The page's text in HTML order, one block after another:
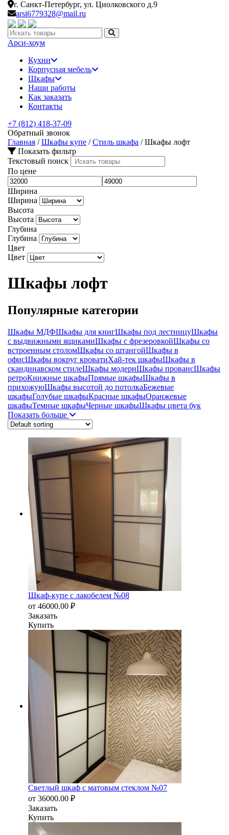
г. Санкт-Петербург, ул. Циолковского д.9
arsi6779328@mail.ru
Искать:
Арси-хоум
Кухни
Корпусная мебель
Шкафы
Наши работы
Как заказать
Контакты
+7 (812) 418-37-09
Обратный звонок
Главная /Шкафы купе /Стиль шкафа /Шкафы лофт
Показать фильтр
Текстовый поиск
По цене
Ширина
Ширина
Высота
Высота
Глубина
Глубина
Цвет
Цвет
Шкафы лофт
Популярные категории
Шкафы МДФШкафы для книгШкафы под лестницуШкафы
с выдвижными ящикамиШкафы с фрезеровкойШкафы со
встроенным столомШкафы со штангойШкафы в
офисШкафы вокруг кроватиХай-тек шкафыШкафы в
скандинавском стилеШкафы модернШкафы провансШкафы
ретроКнижные шкафыПрямые шкафыШкафы в
прихожуюШкафы высотой до потолкаБежевые
шкафыГолубые шкафыКрасные шкафыОранжевые
шкафыТемные шкафыЧерные шкафыШкафы цвета бук
Показать больше
Шкаф-купе с лакобелем №08
от 46000.00 ₽
Заказать
Купить
Светлый шкаф с матовым стеклом №07
от 36000.00 ₽
Заказать
Купить